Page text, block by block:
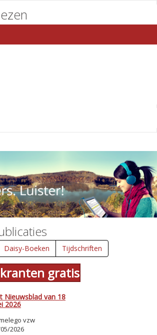
Daisy-Boeken Tijdschriften
gratis
Nieuwsblad van 18
2026
vzw
2026